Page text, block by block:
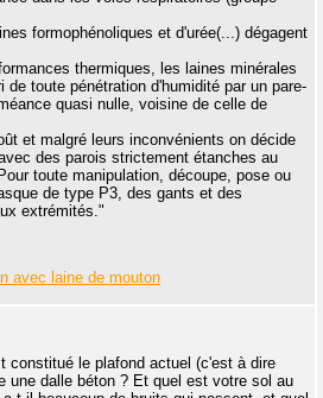
formophénoliques et d'urée(...) dégagent
thermiques, les laines minérales
de toute pénétration d'humidité par un pare-
quasi nulle, voisine de celle de
et malgré leurs inconvénients on décide
des parois strictement étanches au
toute manipulation, découpe, pose ou
de type P3, des gants et des
extrémités."
avec laine de mouton
constitué le plafond actuel (c'est à dire
une dalle béton ? Et quel est votre sol au